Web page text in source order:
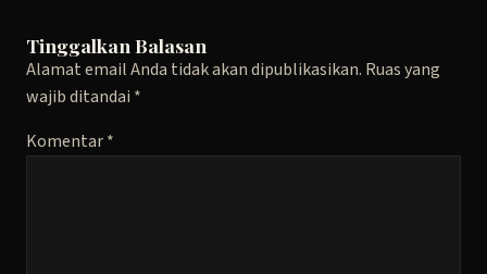
Tinggalkan Balasan
Alamat email Anda tidak akan dipublikasikan. Ruas yang
wajib ditandai *
Komentar*